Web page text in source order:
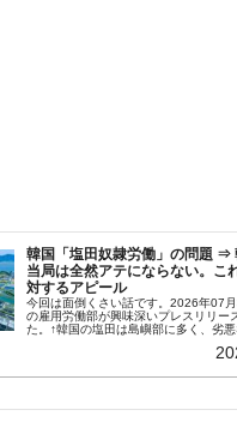
韓国「塩田奴隷労働」の問題 ⇒
当局は全然アテにならない。こ
対するアピール
今回は面倒くさい話です。2026年07
の雇用労働部が興味深いプレスリリー
た。↑韓国の塩田は島嶼部に多く、劣
たといわれます（後述）。これは、い